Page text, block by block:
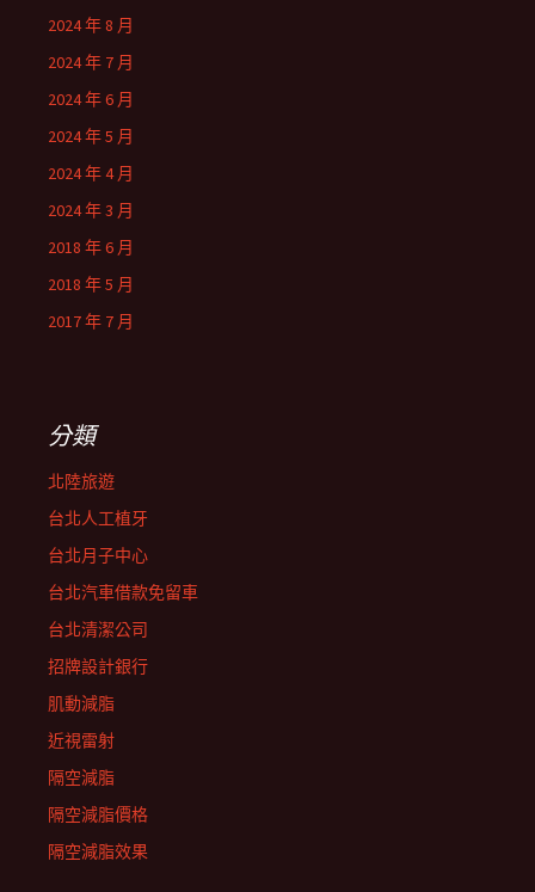
2024 年 8 月
2024 年 7 月
2024 年 6 月
2024 年 5 月
2024 年 4 月
2024 年 3 月
2018 年 6 月
2018 年 5 月
2017 年 7 月
分類
北陸旅遊
台北人工植牙
台北月子中心
台北汽車借款免留車
台北清潔公司
招牌設計銀行
肌動減脂
近視雷射
隔空減脂
隔空減脂價格
隔空減脂效果